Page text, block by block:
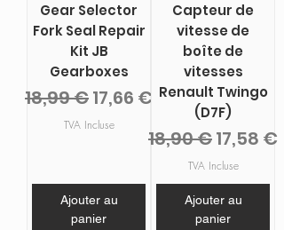
Gear Selector
Fork Seal Repair
Kit JB
Gearboxes
Prix original
18,99 €Prix promotionnel
17,66 €
TVA Incluse
Ajouter au
panier
Capteur de
vitesse de
boîte de
vitesses
Renault Twingo
(D7F)
Prix original
18,90 €Prix
17,58 €
TVA Incluse
Ajouter au
panier